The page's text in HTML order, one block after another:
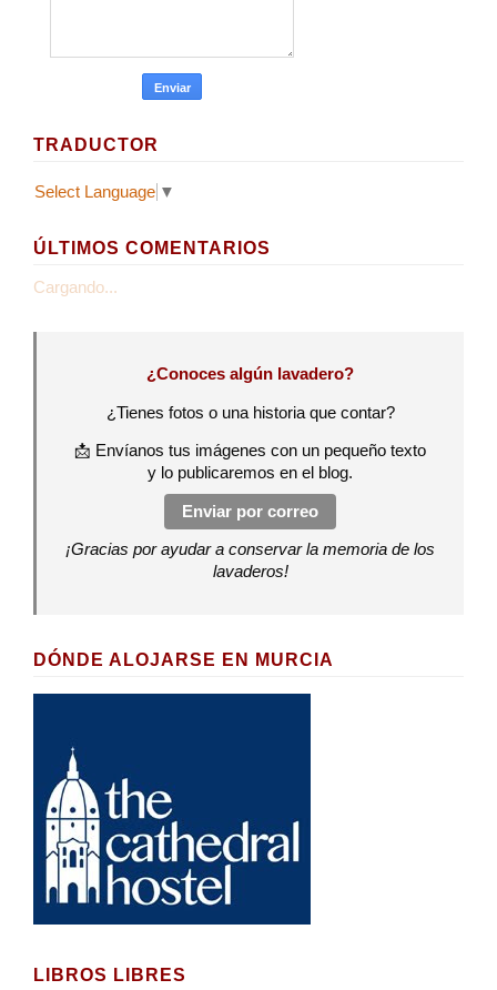
TRADUCTOR
Select Language ▼
ÚLTIMOS COMENTARIOS
Cargando...
¿Conoces algún lavadero?
¿Tienes fotos o una historia que contar?
📩 Envíanos tus imágenes con un pequeño texto
y lo publicaremos en el blog.
Enviar por correo
¡Gracias por ayudar a conservar la memoria de los
lavaderos!
DÓNDE ALOJARSE EN MURCIA
LIBROS LIBRES